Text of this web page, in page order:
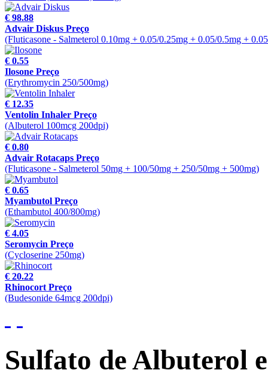
€ 98.88
Advair Diskus Preço
(Fluticasone - Salmeterol 0.10mg + 0.05/0.25mg + 0.05/0.5mg +
€ 0.55
Ilosone Preço
(Erythromycin 250/500mg)
€ 12.35
Ventolin Inhaler Preço
(Albuterol 100mcg 200dpi)
€ 0.80
Advair Rotacaps Preço
(Fluticasone - Salmeterol 50mg + 100/50mg + 250/50mg + 500mg)
€ 0.65
Myambutol Preço
(Ethambutol 400/800mg)
€ 4.05
Seromycin Preço
(Cycloserine 250mg)
€ 20.22
Rhinocort Preço
(Budesonide 64mcg 200dpi)
Sulfato de Albuterol